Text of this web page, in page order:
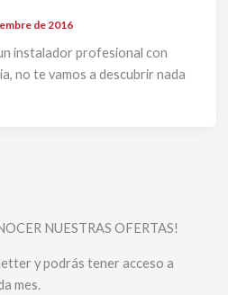
de 2016
instalador profesional con
no te vamos a descubrir nada
NUESTRAS OFERTAS!
y podrás tener acceso a
mes.